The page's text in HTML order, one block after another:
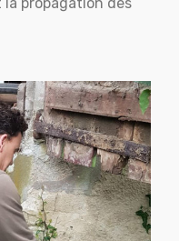
propagation des